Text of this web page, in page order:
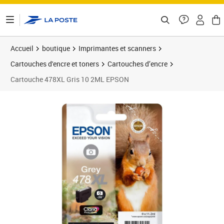
Accueil boutique
Imprimantes et scanners
Cartouches d'encre et toners
Cartouches d’encre
Cartouche 478XL Gris 10 2ML EPSON